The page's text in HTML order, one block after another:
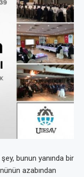
bunun yanında bir
azabından